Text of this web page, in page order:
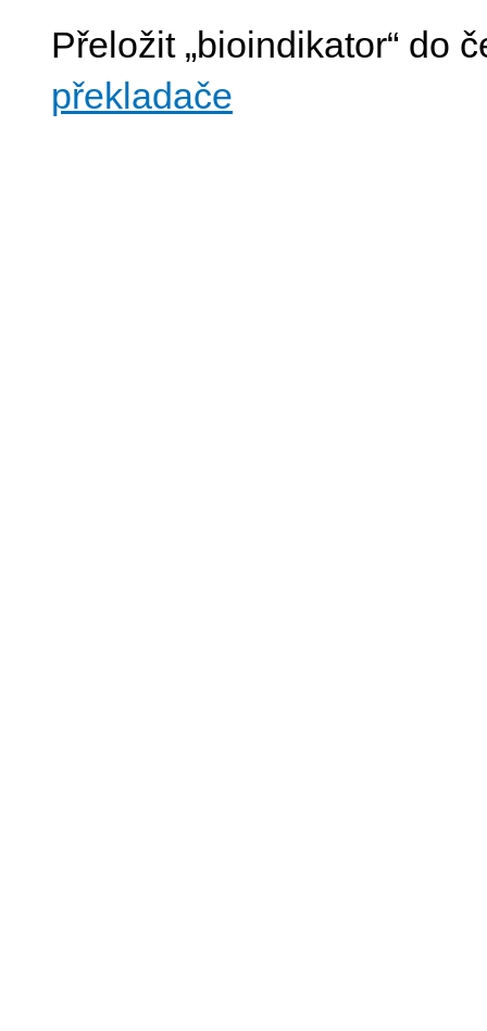
Přeložit „bioindikator“ do
překladače